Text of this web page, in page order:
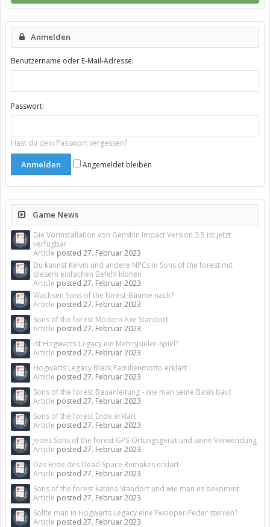
Anmelden
Benutzername oder E-Mail-Adresse:
Passwort:
Hast du dein Passwort vergessen?
Angemeldet bleiben
Game News
Die Vorinstallation von Genshin Impact Version 3.5 ist jetzt
verfügbar
Article posted 27. Februar 2023
Du kannst Kelvin und andere NPCs in Sons of the forest mit
diesem einfachen Befehl klonen
Article posted 27. Februar 2023
Wachsen Sons of the forest-Bäume nach?
Article posted 27. Februar 2023
Sons of the forest Modern Axe Standort
Article posted 27. Februar 2023
Ist Hogwarts-Legacy ein Mehrspieler-Spiel?
Article posted 27. Februar 2023
Hogwarts Legacy Black Familienmotto erklärt
Article posted 27. Februar 2023
Sons of the forest Bauanleitung - wie man seine Basis baut
Article posted 27. Februar 2023
Sons of the forest Ende erklärt
Article posted 27. Februar 2023
Jedes Sons of the forest GPS-Ortungsgerät und seine Verwendung
Article posted 27. Februar 2023
Das Ende des Dead Space Remakes erklärt
Article posted 27. Februar 2023
Sons of the forest katana Standort und wie man es bekommt
Article posted 27. Februar 2023
Sollte man in Hogwarts Legacy eine Fwooper-Feder stehlen?
Article posted 27. Februar 2023